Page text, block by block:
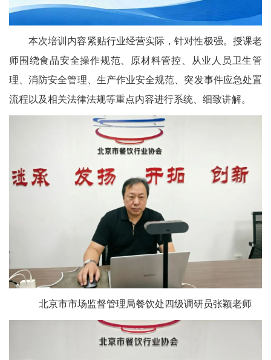
本次培训内容紧贴行业经营实际，针对性极强。授课老
师围绕食品安全操作规范、原材料管控、从业人员卫生管
理、消防安全管理、生产作业安全规范、突发事件应急处置
流程以及相关法律法规等重点内容进行系统、细致讲解。
北京市市场监督管理局餐饮处四级调研员张颖老师